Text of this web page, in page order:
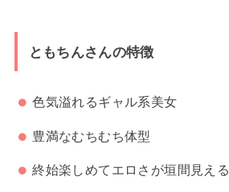
ともちんさんの特徴
色気溢れるギャル系美女
豊満なむちむち体型
終始楽しめてエロさが垣間見える